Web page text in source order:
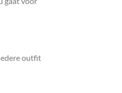
outfit